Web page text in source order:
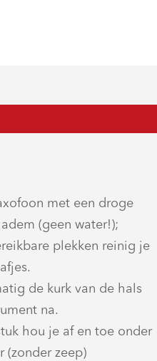
met een droge
(geen water!);
plekken reinig je
de kurk van de hals
na.
hou je af en toe onder
(zonder zeep)